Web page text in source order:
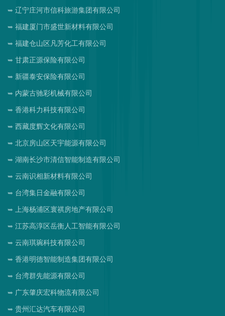
辽宁庄河市信科旅游集团有限公司
福建厦门市盛世新材料有限公司
福建仓山区凡芳化工有限公司
甘肃正源保险有限公司
新疆泰安保险有限公司
内蒙古驰彩机械有限公司
香港科力科技有限公司
西藏度辉文化有限公司
北京房山区天宇能源有限公司
湖南长沙市清信智能制造有限公司
云南识相新材料有限公司
台湾集日金融有限公司
上海杨浦区寰祺房地产有限公司
江苏高淳区岳衡人工智能有限公司
云南琪琬科技有限公司
香港明德智能制造集团有限公司
台湾群先能源有限公司
广东肇庆宏科物流有限公司
贵州汇达汽车有限公司